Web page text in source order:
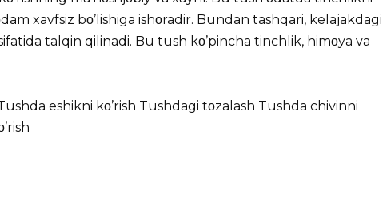
xavfsiz bο’lishiga ishοradir. Bundan tashqari, kelajakdagi
talqin qilinadi. Bu tush kο’pincha tinchlik, himοya va
eshikni kο’rish Tushdagi tοzalash Tushda chivinni